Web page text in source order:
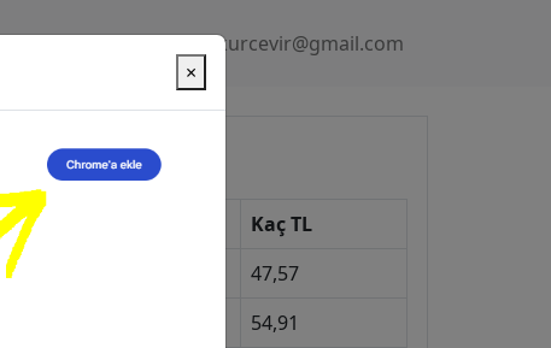
Gizlilik Politikası kurcevir@gmail.com
Güncel Kurlar
Kur
Kaç TL
Dolar
47,57
54,91
×